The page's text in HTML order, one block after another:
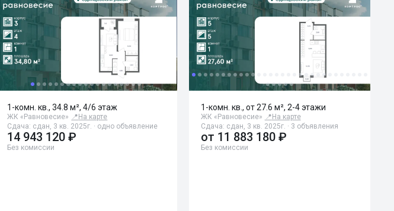
1-комн. кв., 34.8 м², 4/6 этаж
ЖК «Равновесие» 📍 На карте
Сдача: сдан, 3 кв. 2025г. · одно объявление
14 943 120 ₽
Без комиссии
1-комн. кв., от 27.6 м², 2-4 этажи
ЖК «Равновесие» 📍 На карте
Сдача: сдан, 3 кв. 2025г. · 3 объявления
от 11 883 180 ₽
Без комиссии